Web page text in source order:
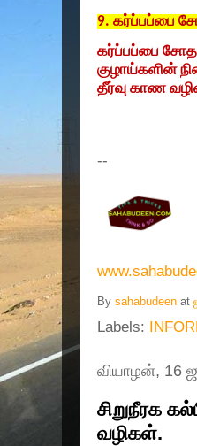
9. கர்ப்பப்பை
கர்ப்பப்பை
குழாய்களின்
தீர்வு காண
--
By sahabudeen at
Labels:
வியாழன், 16
சிறுநீரக
வழிகள்.